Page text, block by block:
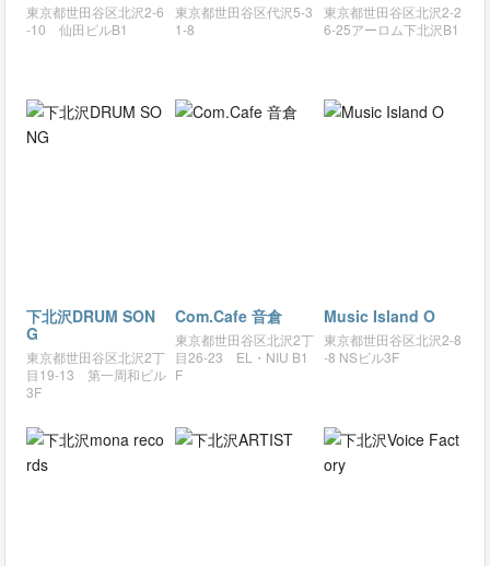
東京都世田谷区北沢2-6
-10 仙田ビルB1
東京都世田谷区代沢5-3
1-8
東京都世田谷区北沢2-2
6-25アーロム下北沢B1
下北沢DRUM SON
G
東京都世田谷区北沢2丁
目19-13 第一周和ビル
3F
Com.Cafe 音倉
東京都世田谷区北沢2丁
目26-23 EL・NIU B1
F
Music Island O
東京都世田谷区北沢2-8
-8 NSビル3F